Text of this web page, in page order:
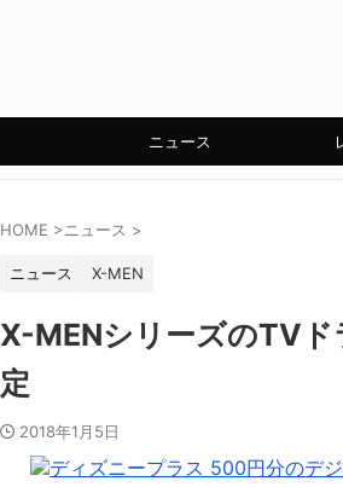
ニュース
HOME >ニュース >
ニュース X-MEN
X-MENシリーズのTV
定
2018年1月5日